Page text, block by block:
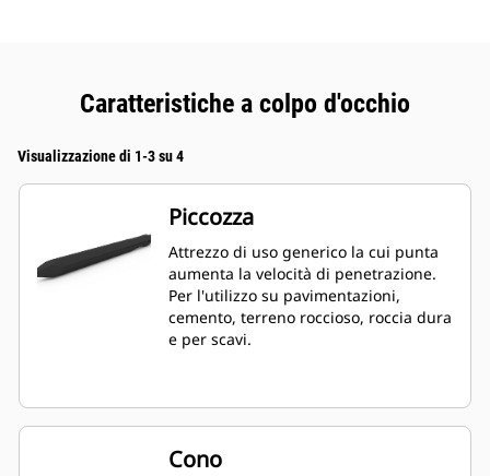
Caratteristiche a colpo d'occhio
Visualizzazione di 1-3 su 4
Piccozza
Attrezzo di uso generico la cui punta
aumenta la velocità di penetrazione.
Per l'utilizzo su pavimentazioni,
cemento, terreno roccioso, roccia dura
e per scavi.
Cono